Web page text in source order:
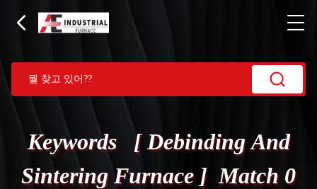
Keywords [ Debinding And
Sintering Furnace ] Match 0